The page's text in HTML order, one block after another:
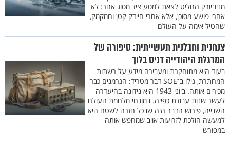
מניו־יורק החליט לצאת למסע ציד מסוג אחר: לא
אחרי פושע מסוכן, אלא אחרי חיידק קטן וחמקמק,
שהטיל אימה על העולם
צנחנית וחבלנית תעשייתית: סיפורה של
המרגלת היהודייה דניס בלוך
בעוד היא מתוחקרת ומעבירה מידע על רשתות
המחתרת, גילו ב־SOE דבר מטריד: הגרמנים כבר
מכירים אותה. ביוני 1943 היא נידונה בהיעדרה
לעשר שנות עבודת כפייה. במונחי מלחמת העולם
השנייה, פירוש הדבר היה שבכל חזרה לשטח היא
למעשה הולכת לזרועות אויב שמחפש אותה
במפורש